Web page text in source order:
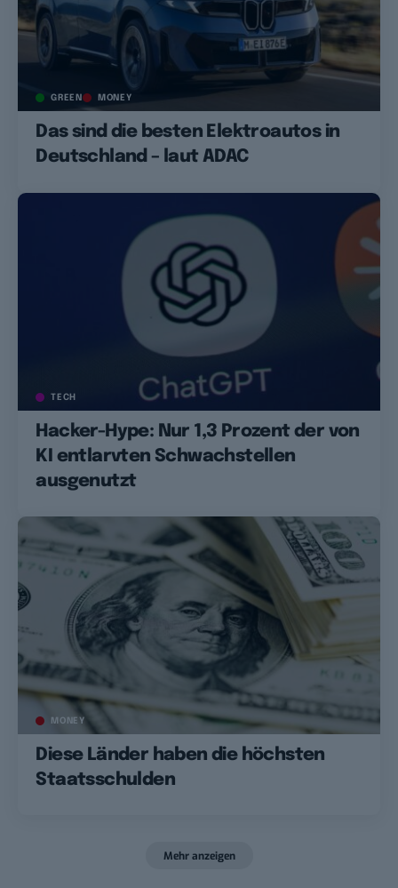
GREEN MONEY
Das sind die besten Elektroautos in
Deutschland – laut ADAC
TECH
Hacker-Hype: Nur 1,3 Prozent der von
KI entlarvten Schwachstellen
ausgenutzt
MONEY
Diese Länder haben die höchsten
Staatsschulden
Mehr anzeigen